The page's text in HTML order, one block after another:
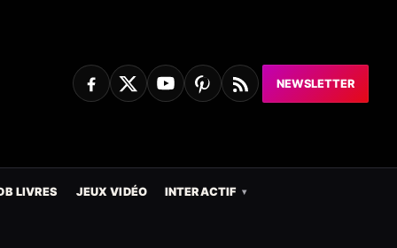
NEWSLETTER
LIVRES JEUX VIDÉO INTERACTIF